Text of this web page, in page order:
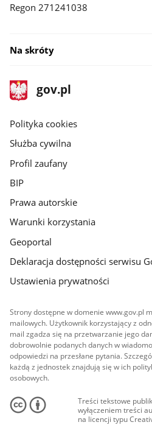
Regon 271241038
Na skróty
stopka
gov.pl
Strona
gov.pl
gov.pl
Polityka cookies
Służba cywilna
Profil zaufany
BIP
Prawa autorskie
Warunki korzystania
Geoportal
Deklaracja dostępności serwisu
Ustawienia prywatności
Strony dostępne w domenie www.gov.pl
mailowych. Użytkownik korzystający z
mail zgadza się na przetwarzanie jego
dobrowolnie podanych danych w
odpowiedzi na przesłane pytania.
każdą z jednostek znajdują się w ich
osobowych.
Treści tekstowe
wyłączeniem treści
na licencji typu